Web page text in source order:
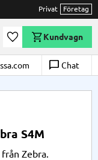
Privat Företag
Önskelista
Kundvagn
chat_bubble_outline Chat
S4M
Zebra.